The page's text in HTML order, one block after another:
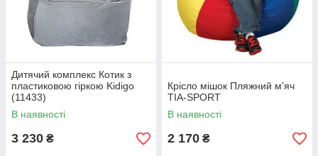
Дитячий комплекс Котик з
пластиковою гіркою Kidigo
(11433)
В наявності
3 230 ₴
Крісло мішок Пляжний м'яч
TIA-SPORT
В наявності
2 170 ₴